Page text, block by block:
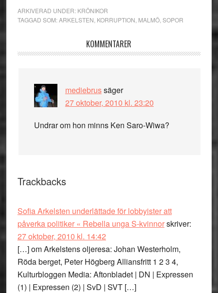
ARKIVERAD UNDER: KRÖNIKOR
TAGGAD SOM:ARKELSTEN KORRUPTION MALMÖ, SOPOR
Läsarkommentarer
KOMMENTARER
mediebrussäger
27 oktober, 2010 kl. 23:20
Undrar om hon minns Ken Saro-Wiwa?
Trackbacks
Sofia Arkelsten underlättade för lobbyister att
påverka politiker « Rebella unga S-kvinnorskriver:
27 oktober, 2010 kl. 14:42
[…] om Arkelstens oljeresa: Johan Westerholm,
Röda berget, Peter Högberg Alliansfritt 1 2 3 4,
Kulturbloggen Media: Aftonbladet | DN | Expressen
(1) | Expressen (2) | SvD | SVT […]